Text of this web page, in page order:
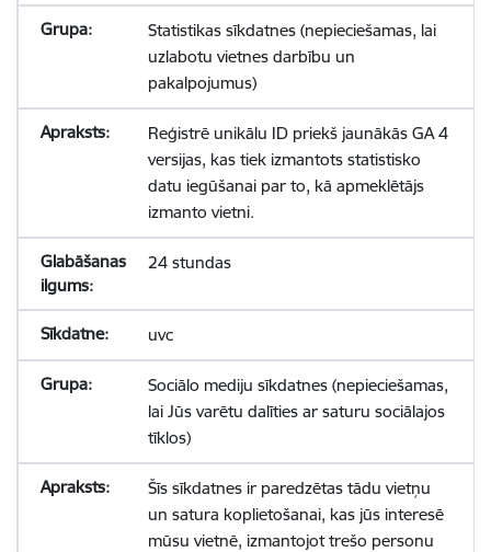
Statistikas sīkdatnes (nepieciešamas, lai
uzlabotu vietnes darbību un
pakalpojumus)
Reģistrē unikālu ID priekš jaunākās GA 4
versijas, kas tiek izmantots statistisko
datu iegūšanai par to, kā apmeklētājs
izmanto vietni.
24 stundas
uvc
Sociālo mediju sīkdatnes (nepieciešamas,
lai Jūs varētu dalīties ar saturu sociālajos
tīklos)
Šīs sīkdatnes ir paredzētas tādu vietņu
un satura koplietošanai, kas jūs interesē
mūsu vietnē, izmantojot trešo personu